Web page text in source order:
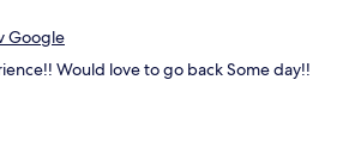
Google
Would love to go back Some day!!